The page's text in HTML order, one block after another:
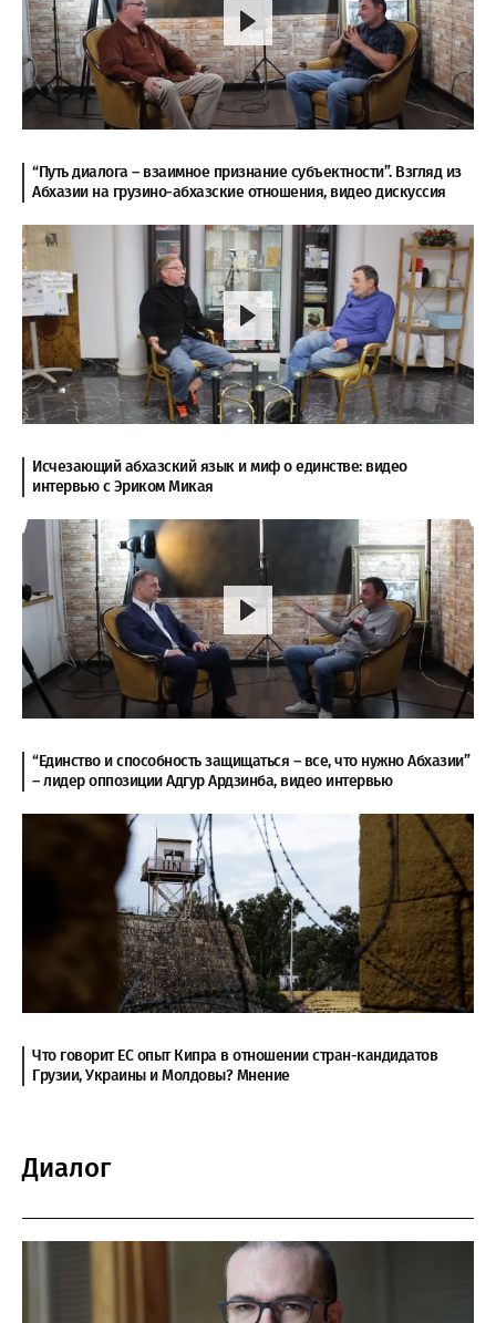
“Путь диалога – взаимное признание субъектности”. Взгляд из
Абхазии на грузино-абхазские отношения, видео дискуссия
Исчезающий абхазский язык и миф о единстве: видео
интервью с Эриком Микая
“Единство и способность защищаться – все, что нужно Абхазии”
– лидер оппозиции Адгур Ардзинба, видео интервью
Что говорит ЕС опыт Кипра в отношении стран-кандидатов
Грузии, Украины и Молдовы? Мнение
Диалог